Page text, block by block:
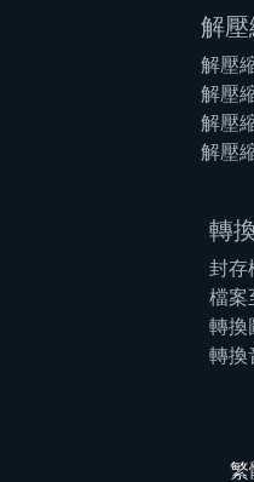
解壓
解壓
解壓
解壓
解壓
轉
封存
檔案
轉換
轉換
繁